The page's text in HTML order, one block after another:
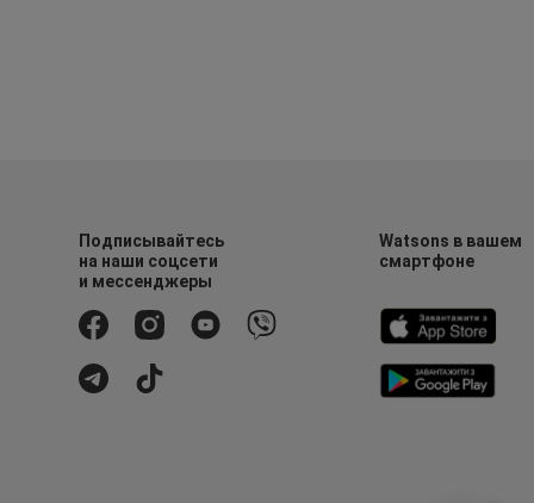
Подписывайтесь
на наши соцсети
и мессенджеры
Watsons в вашем
смартфоне